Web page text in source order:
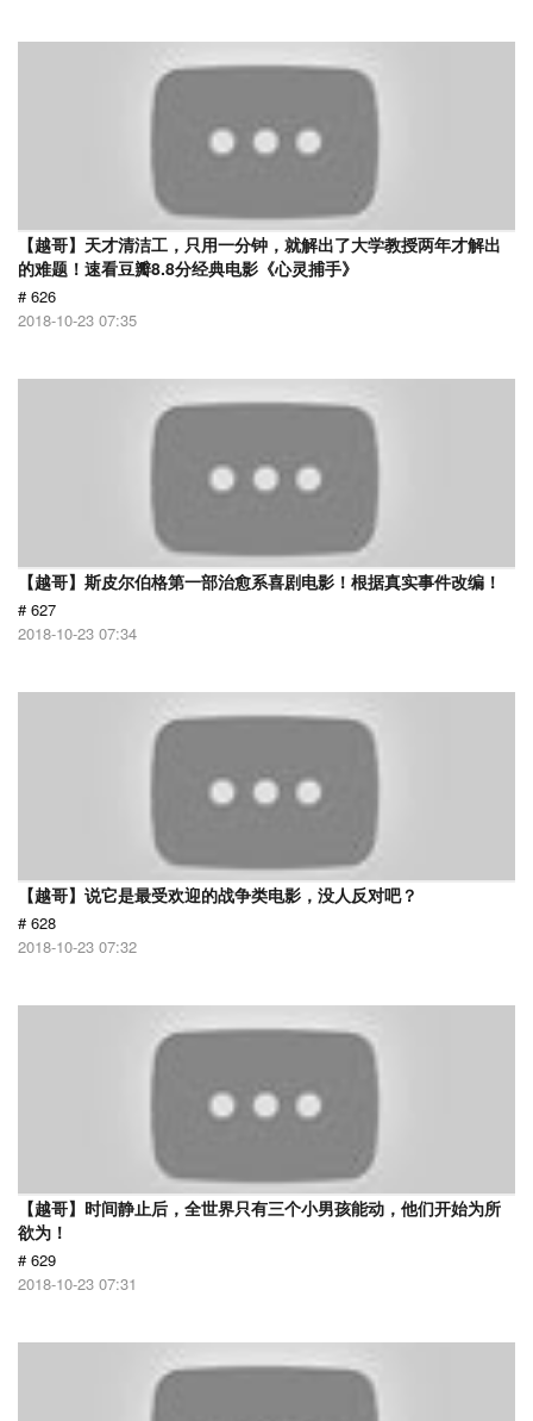
【越哥】天才清洁工，只用一分钟，就解出了大学教授两年才解出
的难题！速看豆瓣8.8分经典电影《心灵捕手》
# 626
2018-10-23 07:35
【越哥】斯皮尔伯格第一部治愈系喜剧电影！根据真实事件改编！
# 627
2018-10-23 07:34
【越哥】说它是最受欢迎的战争类电影，没人反对吧？
# 628
2018-10-23 07:32
【越哥】时间静止后，全世界只有三个小男孩能动，他们开始为所
欲为！
# 629
2018-10-23 07:31